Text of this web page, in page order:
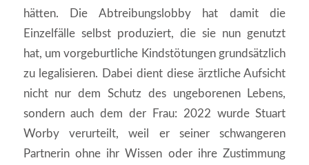
hätten. Die Abtreibungslobby hat damit die
Einzelfälle selbst produziert, die sie nun genutzt
hat, um vorgeburtliche Kindstötungen grundsätzlich
zu legalisieren. Dabei dient diese ärztliche Aufsicht
nicht nur dem Schutz des ungeborenen Lebens,
sondern auch dem der Frau: 2022 wurde Stuart
Worby verurteilt, weil er seiner schwangeren
Partnerin ohne ihr Wissen oder ihre Zustimmung